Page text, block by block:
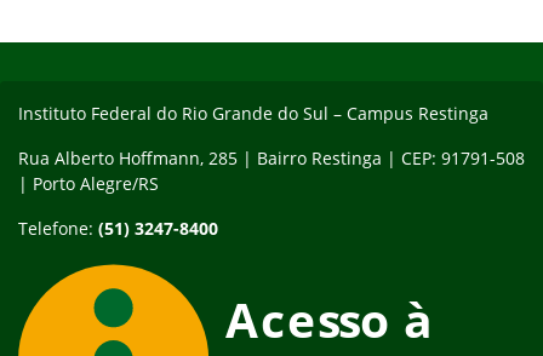
Instituto Federal do Rio Grande do Sul – Campus Restinga
Rua Alberto Hoffmann, 285 | Bairro Restinga | CEP: 91791-508
| Porto Alegre/RS
Telefone: (51) 3247-8400